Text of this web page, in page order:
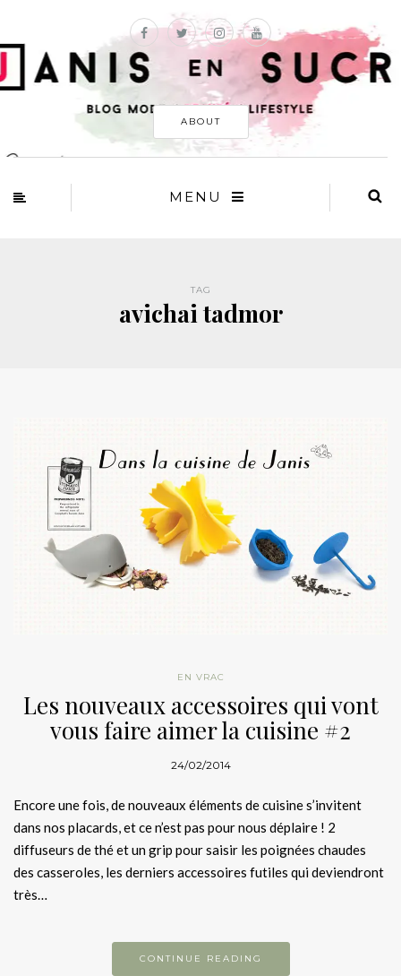
ABOUT
MENU
TAG
avichai tadmor
EN VRAC
Les nouveaux accessoires qui vont
vous faire aimer la cuisine #2
24/02/2014
Encore une fois, de nouveaux éléments de cuisine s’invitent
dans nos placards, et ce n’est pas pour nous déplaire ! 2
diffuseurs de thé et un grip pour saisir les poignées chaudes
des casseroles, les derniers accessoires futiles qui deviendront
très…
CONTINUE READING